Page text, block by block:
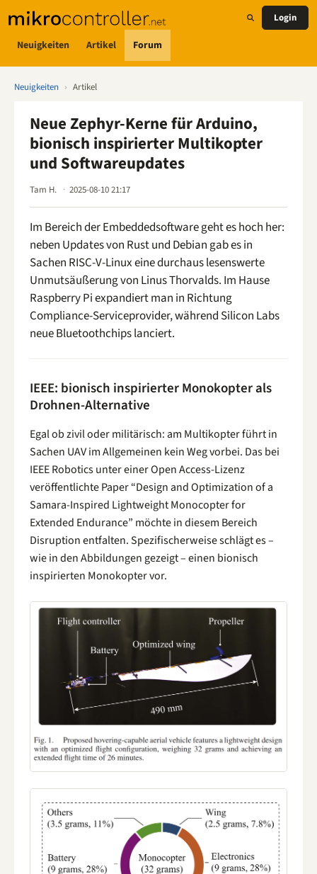
Neuigkeiten Artikel Forum
Login
Neuigkeiten › Artikel
Neue Zephyr-Kerne für Arduino,
bionisch inspirierter Multikopter
und Softwareupdates
Tam H. 2025-08-10 21:17
Im Bereich der Embeddedsoftware geht es hoch her:
neben Updates von Rust und Debian gab es in
Sachen RISC-V-Linux eine durchaus lesenswerte
Unmutsäußerung von Linus Thorvalds. Im Hause
Raspberry Pi expandiert man in Richtung
Compliance-Serviceprovider, während Silicon Labs
neue Bluetoothchips lanciert.
IEEE: bionisch inspirierter Monokopter als
Drohnen-Alternative
Egal ob zivil oder militärisch: am Multikopter führt in
Sachen UAV im Allgemeinen kein Weg vorbei. Das bei
IEEE Robotics unter einer Open Access-Lizenz
veröffentlichte Paper “Design and Optimization of a
Samara-Inspired Lightweight Monocopter for
Extended Endurance” möchte in diesem Bereich
Disruption entfalten. Spezifischerweise schlägt es –
wie in den Abbildungen gezeigt – einen bionisch
inspirierten Monokopter vor.